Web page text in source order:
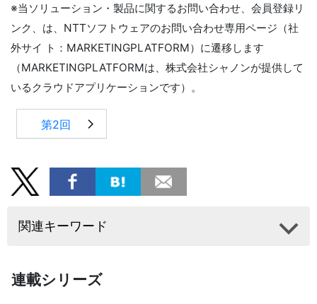
※当ソリューション・製品に関するお問い合わせ、会員登録リ
ンク、は、NTTソフトウェアのお問い合わせ専用ページ（社
外サイ ト：MARKETINGPLATFORM）に遷移します
（MARKETINGPLATFORMは、株式会社シャノンが提供して
いるクラウドアプリケーションです）。
第2回
関連キーワード
連載シリーズ